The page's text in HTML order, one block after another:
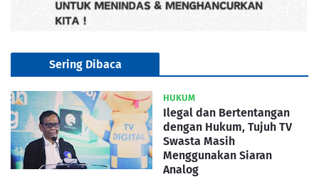
Sering Dibaca
HUKUM
Ilegal dan Bertentangan
dengan Hukum, Tujuh TV
Swasta Masih
Menggunakan Siaran
Analog